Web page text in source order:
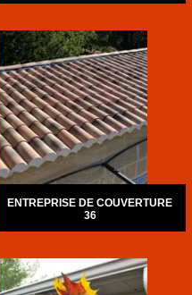
ENTREPRISE DE COUVERTURE
36